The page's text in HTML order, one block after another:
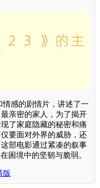
情感的剧情片，讲述了一
亲密的家人，为了揭开
了家庭隐藏的秘密和痛
要面对外界的威胁，还
部电影通过紧凑的叙事
困境中的坚韧与脆弱。
版